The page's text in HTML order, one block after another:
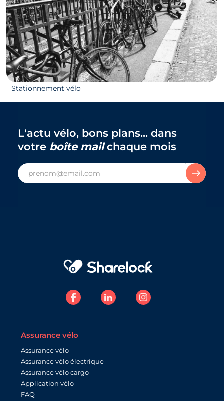
Le stationnement simple, fiable et sécurisé, clef
de la ville 100% vélo
23/09/2020
Stationnement vélo
L'actu vélo, bons plans... dans
votre boîte mailchaque mois
Assurance vélo
Assurance vélo
Assurance vélo électrique
Assurance vélo cargo
Application vélo
FAQ